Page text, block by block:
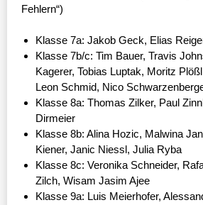
Fehlern“)
Klasse 7a: Jakob Geck, Elias
Klasse 7b/c: Tim Bauer, Travis
Kagerer, Tobias Luptak, Moritz
Leon Schmid, Nico
Klasse 8a: Thomas Zilker, Paul
Dirmeier
Klasse 8b: Alina Hozic, Malwina
Kiener, Janic Niessl, Julia Ryba
Klasse 8c: Veronika Schneider,
Zilch, Wisam Jasim Ajee
Klasse 9a: Luis Meierhofer,